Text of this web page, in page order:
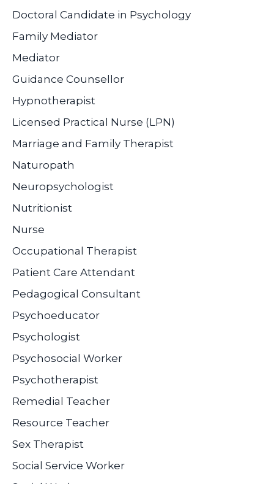
Doctoral Candidate in Psychology
Family Mediator
Mediator
Guidance Counsellor
Hypnotherapist
Licensed Practical Nurse (LPN)
Marriage and Family Therapist
Naturopath
Neuropsychologist
Nutritionist
Nurse
Occupational Therapist
Patient Care Attendant
Pedagogical Consultant
Psychoeducator
Psychologist
Psychosocial Worker
Psychotherapist
Remedial Teacher
Resource Teacher
Sex Therapist
Social Service Worker